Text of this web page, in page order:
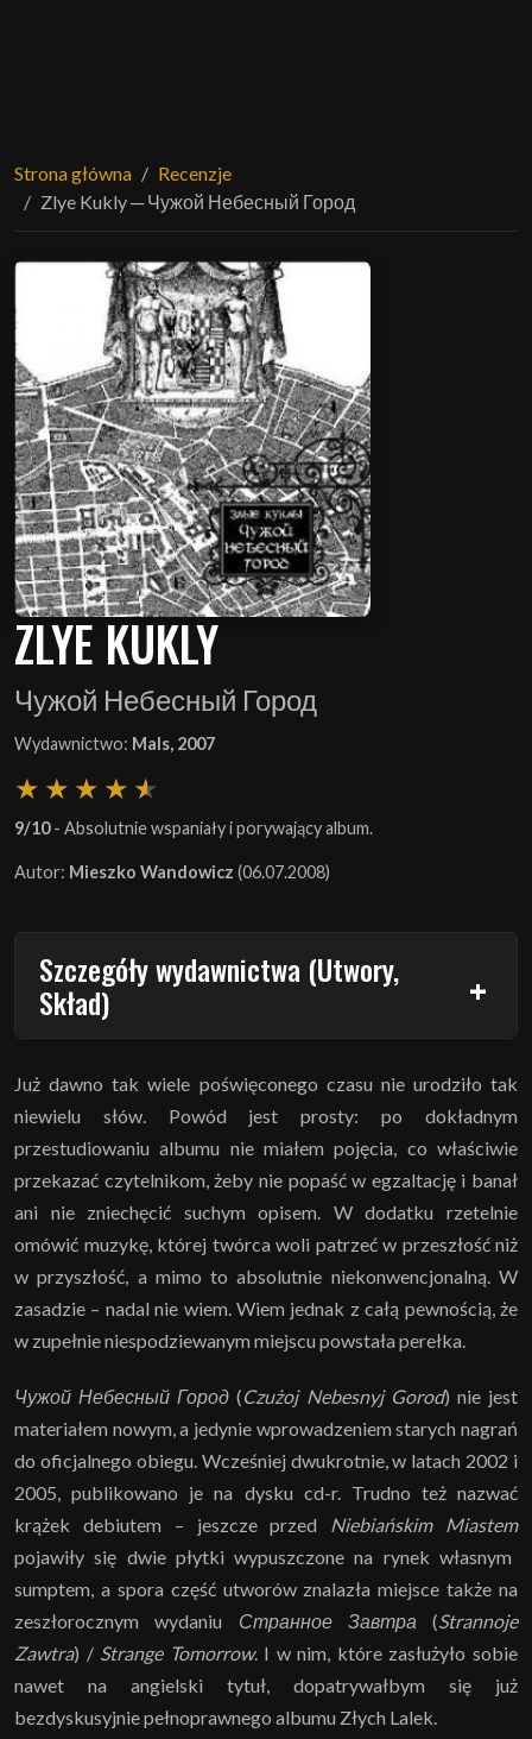
Strona główna
Recenzje
Zlye Kukly ─ Чужой Небесный Город
ZLYE KUKLY
Чужой Небесный Город
Wydawnictwo: Mals, 2007
9/10- Absolutnie wspaniały i porywający album.
Autor: Mieszko Wandowicz (06.07.2008)
Szczegóły wydawnictwa (Utwory,
Skład)
Już dawno tak wiele poświęconego czasu nie urodziło tak
niewielu słów. Powód jest prosty: po dokładnym
przestudiowaniu albumu nie miałem pojęcia, co właściwie
przekazać czytelnikom, żeby nie popaść w egzaltację i banał
ani nie zniechęcić suchym opisem. W dodatku rzetelnie
omówić muzykę, której twórca woli patrzeć w przeszłość niż
w przyszłość, a mimo to absolutnie niekonwencjonalną. W
zasadzie – nadal nie wiem. Wiem jednak z całą pewnością, że
w zupełnie niespodziewanym miejscu powstała perełka.
Чужой Небесный Город(Czużoj Nebesnyj Gorod) nie jest
materiałem nowym, a jedynie wprowadzeniem starych nagrań
do oficjalnego obiegu. Wcześniej dwukrotnie, w latach 2002 i
2005, publikowano je na dysku cd-r. Trudno też nazwać
krążek debiutem – jeszcze przed Niebiańskim Miastem
pojawiły się dwie płytki wypuszczone na rynek własnym
sumptem, a spora część utworów znalazła miejsce także na
zeszłorocznym wydaniu Странное Завтра ( Strannoje
Zawtra) / Strange Tomorrow. I w nim, które zasłużyło sobie
nawet na angielski tytuł, dopatrywałbym się już
bezdyskusyjnie pełnoprawnego albumu Złych Lalek.